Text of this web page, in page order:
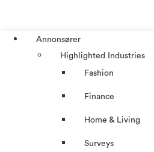
Annonsører
Highlighted Industries
Fashion
Finance
Home & Living
Surveys